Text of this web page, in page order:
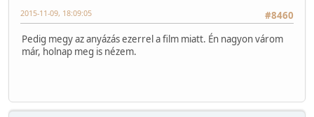
#8460
2015-11-09, 18:09:05
Pedig megy az anyázás ezerrel a film miatt. Én nagyon várom
már, holnap meg is nézem.